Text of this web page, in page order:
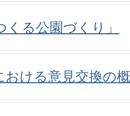
くる公園づくり」
おける意見交換の